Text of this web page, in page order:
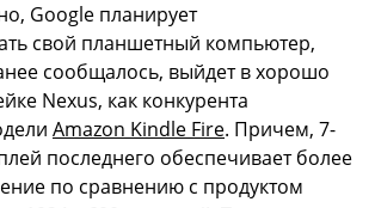
Google планирует
свой планшетный компьютер,
сообщалось, выйдет в хорошо
Nexus, как конкурента
Amazon Kindle Fire. Причем, 7-
последнего обеспечивает более
по сравнению с продуктом